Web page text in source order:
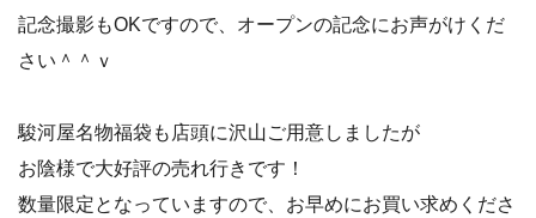
記念撮影もOKですので、オープンの記念にお声がけくだ
さい＾＾ｖ
駿河屋名物福袋も店頭に沢山ご用意しましたが
お陰様で大好評の売れ行きです！
数量限定となっていますので、お早めにお買い求めくださ